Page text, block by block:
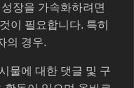
장을 가속화하려면
이 필요합니다. 특히
의 경우.
물에 대한 댓글 및 구